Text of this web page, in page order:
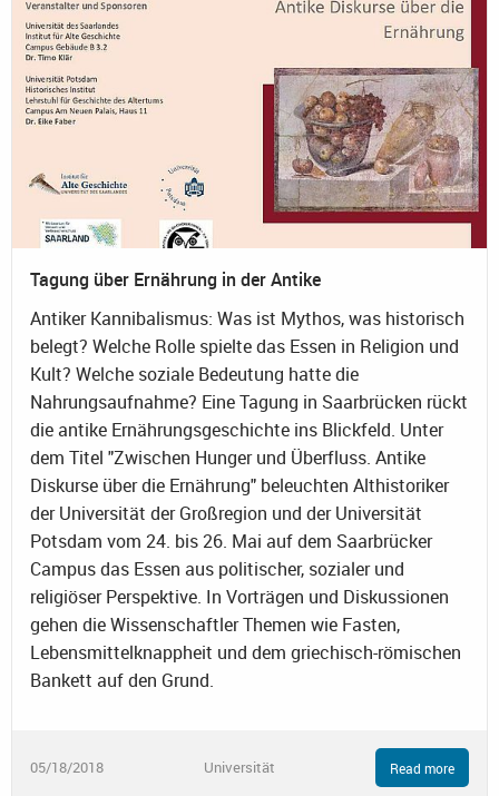
Tagung über Ernährung in der Antike
Antiker Kannibalismus: Was ist Mythos, was historisch
belegt? Welche Rolle spielte das Essen in Religion und
Kult? Welche soziale Bedeutung hatte die
Nahrungsaufnahme? Eine Tagung in Saarbrücken rückt
die antike Ernährungsgeschichte ins Blickfeld. Unter
dem Titel "Zwischen Hunger und Überfluss. Antike
Diskurse über die Ernährung" beleuchten Althistoriker
der Universität der Großregion und der Universität
Potsdam vom 24. bis 26. Mai auf dem Saarbrücker
Campus das Essen aus politischer, sozialer und
religiöser Perspektive. In Vorträgen und Diskussionen
gehen die Wissenschaftler Themen wie Fasten,
Lebensmittelknappheit und dem griechisch-römischen
Bankett auf den Grund.
05/18/2018 Universität Read more